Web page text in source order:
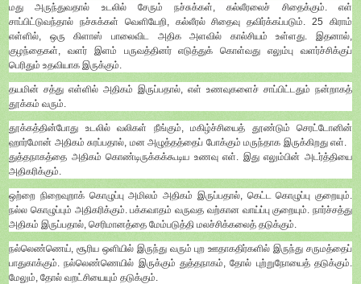
மது அருந்துவதால் உடலில் சேரும் நச்சுக்கள், கல்லீரலைச் சிதைக்கும். எள்
சாப்பிட்டுவந்தால் நச்சுக்கள் வெளியேறி, கல்லீரல் சிதைவு தவிர்க்கப்படும். 25 கிராம்
எள்ளில், ஒரு கிளாஸ் பாலைவிட அதிக அளவில் கால்சியம் உள்ளது. இதனால்,
குழந்தைகள், வளர் இளம் பருவத்தினர் எடுத்துக் கொள்வது எலும்பு வளர்ச்சிக்குப்
பெரிதும் உதவியாக இருக்கும்.
தயமின் சத்து எள்ளில் அதிகம் இருப்பதால், எள் உணவுகளைச் சாப்பிட்டதும் நன்றாகத்
தூக்கம் வரும்.
தூக்கத்தின்போது உடலில் வலிகள் நீங்கும், மகிழ்ச்சியைத் தூண்டும் செரட்டோனின்
ஹார்மோன் அதிகம் சுரப்பதால், மன அழுத்தத்தைப் போக்கும் மருந்தாக இருக்கிறது எள்.
துத்தநாகத்தை அதிகம் கொண்டிருக்கக்கூடிய உணவு எள். இது எலும்பின் அடர்த்தியை
அதிகரிக்கும்.
ஒற்றை நிறைவுறாக் கொழுப்பு அமிலம் அதிகம் இருப்பதால், கெட்ட கொழுப்பு குறையும்.
நல்ல கொழுப்பும் அதிகரிக்கும். பக்கவாதம் வருவத வற்கான வாய்ப்பு குறையும். நார்ச்சத்து
அதிகம் இருப்பதால், செரிமானத்தை மேம்படுத்தி மலச்சிக்கலைத் தடுக்கும்.
நல்லெண்ணெய், சூரிய ஒளியில் இருந்து வரும் புற ஊதாகதிர்களில் இருந்து சருமத்தைப்
பாதுகாக்கும். நல்லெண்ணெயில் இருக்கும் துத்தநாகம், தோல் புற்றுநோயைத் தடுக்கும்.
மேலும், தோல் வறட்சியையும் தடுக்கும்.